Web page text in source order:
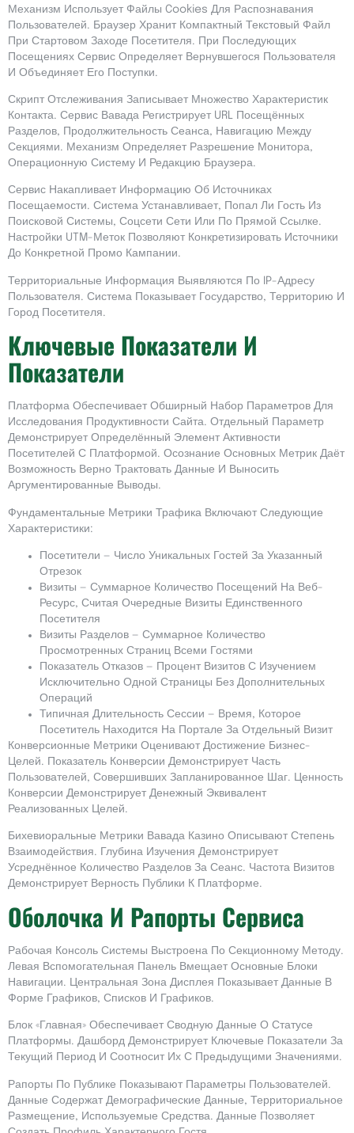
Механизм Использует Файлы Cookies Для Распознавания
Пользователей. Браузер Хранит Компактный Текстовый Файл
При Стартовом Заходе Посетителя. При Последующих
Посещениях Сервис Определяет Вернувшегося Пользователя
И Объединяет Его Поступки.
Скрипт Отслеживания Записывает Множество Характеристик
Контакта. Сервис Вавада Регистрирует URL Посещённых
Разделов, Продолжительность Сеанса, Навигацию Между
Секциями. Механизм Определяет Разрешение Монитора,
Операционную Систему И Редакцию Браузера.
Сервис Накапливает Информацию Об Источниках
Посещаемости. Система Устанавливает, Попал Ли Гость Из
Поисковой Системы, Соцсети Сети Или По Прямой Ссылке.
Настройки UTM-Меток Позволяют Конкретизировать Источники
До Конкретной Промо Кампании.
Территориальные Информация Выявляются По IP-Адресу
Пользователя. Система Показывает Государство, Территорию И
Город Посетителя.
Ключевые Показатели И
Показатели
Платформа Обеспечивает Обширный Набор Параметров Для
Исследования Продуктивности Сайта. Отдельный Параметр
Демонстрирует Определённый Элемент Активности
Посетителей С Платформой. Осознание Основных Метрик Даёт
Возможность Верно Трактовать Данные И Выносить
Аргументированные Выводы.
Фундаментальные Метрики Трафика Включают Следующие
Характеристики:
Посетители — Число Уникальных Гостей За Указанный
Отрезок
Визиты — Суммарное Количество Посещений На Веб-
Ресурс, Считая Очередные Визиты Единственного
Посетителя
Визиты Разделов — Суммарное Количество
Просмотренных Страниц Всеми Гостями
Показатель Отказов — Процент Визитов С Изучением
Исключительно Одной Страницы Без Дополнительных
Операций
Типичная Длительность Сессии — Время, Которое
Посетитель Находится На Портале За Отдельный Визит
Конверсионные Метрики Оценивают Достижение Бизнес-
Целей. Показатель Конверсии Демонстрирует Часть
Пользователей, Совершивших Запланированное Шаг. Ценность
Конверсии Демонстрирует Денежный Эквивалент
Реализованных Целей.
Бихевиоральные Метрики Вавада Казино Описывают Степень
Взаимодействия. Глубина Изучения Демонстрирует
Усреднённое Количество Разделов За Сеанс. Частота Визитов
Демонстрирует Верность Публики К Платформе.
Оболочка И Рапорты Сервиса
Рабочая Консоль Системы Выстроена По Секционному Методу.
Левая Вспомогательная Панель Вмещает Основные Блоки
Навигации. Центральная Зона Дисплея Показывает Данные В
Форме Графиков, Списков И Графиков.
Блок «Главная» Обеспечивает Сводную Данные О Статусе
Платформы. Дашборд Демонстрирует Ключевые Показатели За
Текущий Период И Соотносит Их С Предыдущими Значениями.
Рапорты По Публике Показывают Параметры Пользователей.
Данные Содержат Демографические Данные, Территориальное
Размещение, Используемые Средства. Данные Позволяет